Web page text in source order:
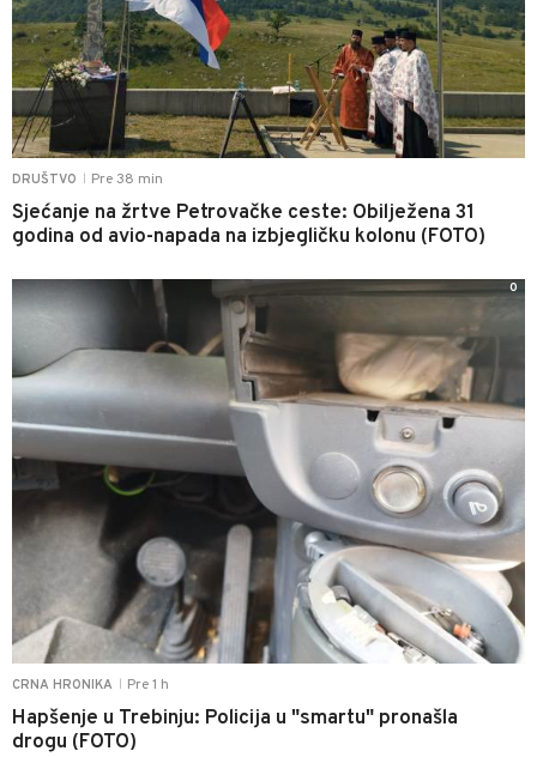
DRUŠTVO Pre 38 min
Sjećanje na žrtve Petrovačke ceste: Obilježena 31
godina od avio-napada na izbjegličku kolonu (FOTO)
CRNA HRONIKA Pre 1 h
Hapšenje u Trebinju: Policija u "smartu" pronašla
drogu (FOTO)
0